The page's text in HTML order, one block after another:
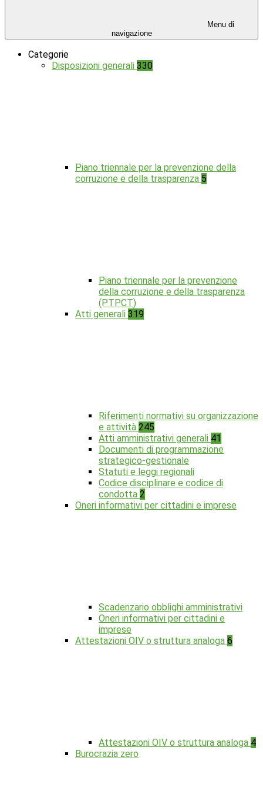
Menu di
navigazione
Categorie
Disposizioni generali 330
Piano triennale per la prevenzione della
corruzione e della trasparenza 5
Piano triennale per la prevenzione
della corruzione e della trasparenza
(PTPCT)
Atti generali 319
Riferimenti normativi su organizzazione
e attività 245
Atti amministrativi generali 41
Documenti di programmazione
strategico-gestionale
Statuti e leggi regionali
Codice disciplinare e codice di
condotta 2
Oneri informativi per cittadini e imprese
Scadenzario obblighi amministrativi
Oneri informativi per cittadini e
imprese
Attestazioni OIV o struttura analoga 6
Attestazioni OIV o struttura analoga 4
Burocrazia zero